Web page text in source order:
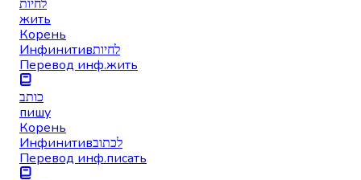
לחיות
жить
Корень
Инфинитивלחיות
Перевод инф.жить
כותב
пишу
Корень
Инфинитивלכתוב
Перевод инф.писать